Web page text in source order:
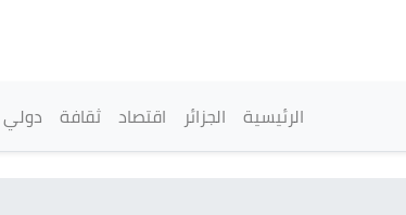
القائمة الرئيسية
الرئيسية الجزائر اقتصاد ثقافة دولي